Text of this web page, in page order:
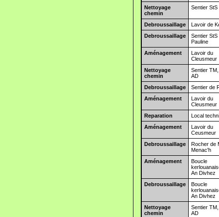
Nettoyage
chemin
Sentier StS
Debroussaillage
Lavoir de
Debroussaillage
Sentier
Pauline
Aménagement
Lavoir du
Cleusmeur
Nettoyage
chemin
Sentier
AD
Debroussaillage
Sentier de
Aménagement
Lavoir du
Cleusmeur
Reparation
Local
Aménagement
Lavoir du
Ceusmeur
Debroussaillage
Rocher de
Menac'h
Aménagement
Boucle
An Divhez
Debroussaillage
Boucle
An Divhez
Nettoyage
chemin
Sentier
AD